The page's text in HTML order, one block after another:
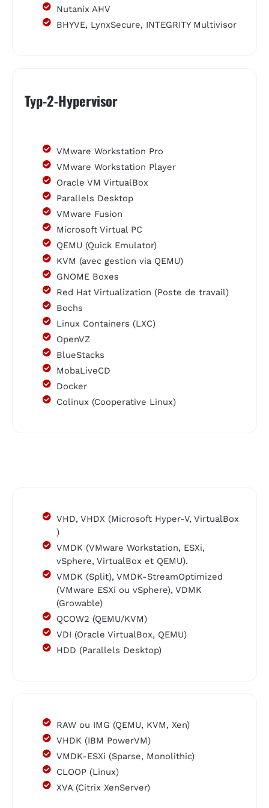
Nutanix AHV
BHYVE, LynxSecure, INTEGRITY Multivisor
Typ-2-Hypervisor
VMware Workstation Pro
VMware Workstation Player
Oracle VM VirtualBox
Parallels Desktop
VMware Fusion
Microsoft Virtual PC
QEMU (Quick Emulator)
KVM (avec gestion via QEMU)
GNOME Boxes
Red Hat Virtualization (Poste de travail)
Bochs
Linux Containers (LXC)
OpenVZ
BlueStacks
MobaLiveCD
Docker
Colinux (Cooperative Linux)
VHD, VHDX (Microsoft Hyper-V, VirtualBox
)
VMDK (VMware Workstation, ESXi,
vSphere, VirtualBox et QEMU).
VMDK (Split), VMDK-StreamOptimized
(VMware ESXi ou vSphere), VDMK
(Growable)
QCOW2 (QEMU/KVM)
VDI (Oracle VirtualBox, QEMU)
HDD (Parallels Desktop)
RAW ou IMG (QEMU, KVM, Xen)
VHDK (IBM PowerVM)
VMDK-ESXi (Sparse, Monolithic)
CLOOP (Linux)
XVA (Citrix XenServer)